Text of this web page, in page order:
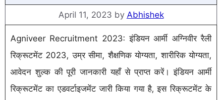
April 11, 2023 by Abhishek
Agniveer Recruitment 2023: इंडियन आर्मी अग्निवीर रैली
रिक्रूटमेंट 2023, उम्र सीमा, शैक्षणिक योग्यता, शारीरिक योग्यता,
आवेदन शुल्क की पूरी जानकारी यहाँ से प्राप्त करें। इंडियन आर्मी
रिक्रूटमेंट का एडवर्टाइजमेंट जारी किया गया है, इस रिक्रूटमेंट के